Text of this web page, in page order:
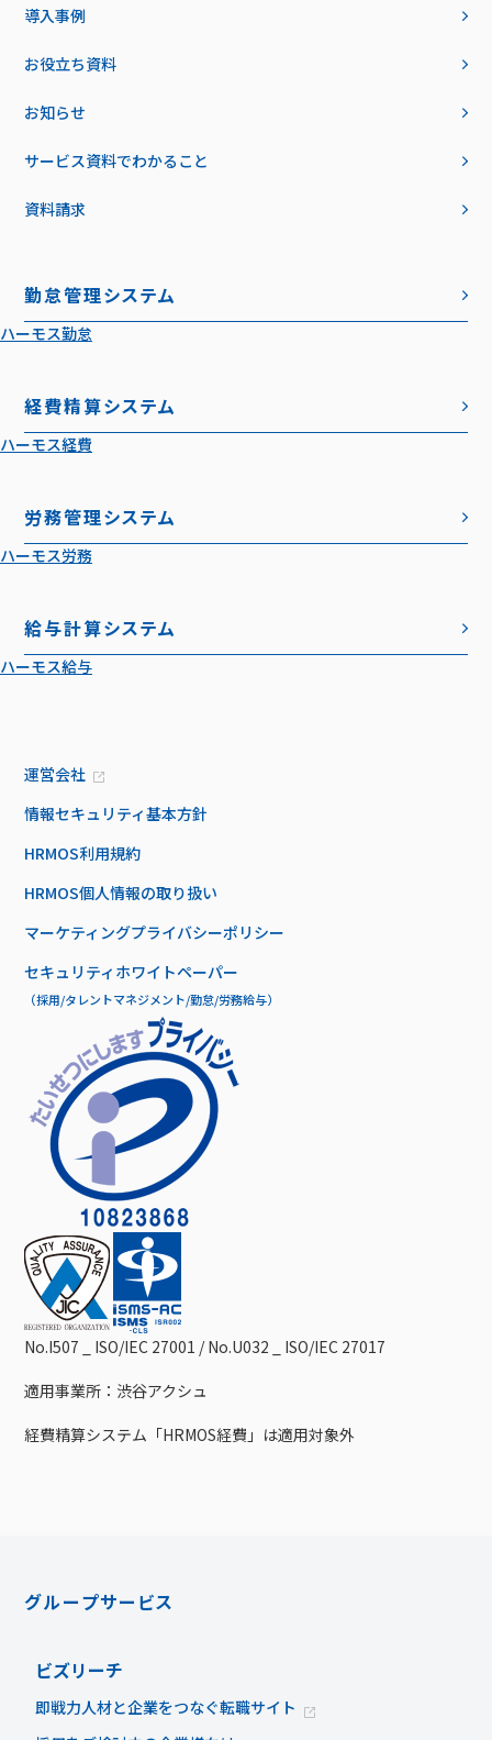
導入事例
お役立ち資料
お知らせ
サービス資料でわかること
資料請求
勤怠管理システム
ハーモス勤怠
経費精算システム
ハーモス経費
労務管理システム
ハーモス労務
給与計算システム
ハーモス給与
運営会社
情報セキュリティ基本方針
HRMOS利用規約
HRMOS個人情報の取り扱い
マーケティングプライバシーポリシー
セキュリティホワイトペーパー
（採用/タレントマネジメント/勤怠/労務給与）
No.I507 _ ISO/IEC 27001 / No.U032 _ ISO/IEC 27017
適用事業所：渋谷アクシュ
経費精算システム「HRMOS経費」は適用対象外
グループサービス
ビズリーチ
即戦力人材と企業をつなぐ転職サイト